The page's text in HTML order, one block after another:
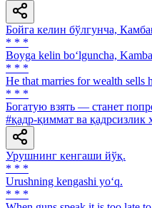
Бойга келин бўлгунча,
* * *
Boyga kelin bo‘lguncha,
* * *
Не that marries for wealth sells
* * *
Богатую взять — станет
#қадр-қиммат ва қадрсизлик
Урушнинг кенгаши йўқ.
* * *
Urushning kengashi yo‘q.
* * *